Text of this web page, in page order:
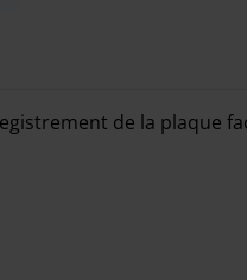
de la plaque